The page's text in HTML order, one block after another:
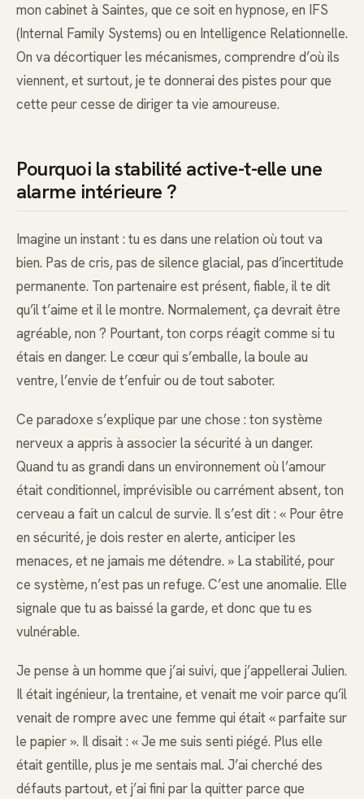
mon cabinet à Saintes, que ce soit en hypnose, en IFS
(Internal Family Systems) ou en Intelligence Relationnelle.
On va décortiquer les mécanismes, comprendre d’où ils
viennent, et surtout, je te donnerai des pistes pour que
cette peur cesse de diriger ta vie amoureuse.
Pourquoi la stabilité active-t-elle une
alarme intérieure ?
Imagine un instant : tu es dans une relation où tout va
bien. Pas de cris, pas de silence glacial, pas d’incertitude
permanente. Ton partenaire est présent, fiable, il te dit
qu’il t’aime et il le montre. Normalement, ça devrait être
agréable, non ? Pourtant, ton corps réagit comme si tu
étais en danger. Le cœur qui s’emballe, la boule au
ventre, l’envie de t’enfuir ou de tout saboter.
Ce paradoxe s’explique par une chose : ton système
nerveux a appris à associer la sécurité à un danger.
Quand tu as grandi dans un environnement où l’amour
était conditionnel, imprévisible ou carrément absent, ton
cerveau a fait un calcul de survie. Il s’est dit : « Pour être
en sécurité, je dois rester en alerte, anticiper les
menaces, et ne jamais me détendre. » La stabilité, pour
ce système, n’est pas un refuge. C’est une anomalie. Elle
signale que tu as baissé la garde, et donc que tu es
vulnérable.
Je pense à un homme que j’ai suivi, que j’appellerai Julien.
Il était ingénieur, la trentaine, et venait me voir parce qu’il
venait de rompre avec une femme qui était « parfaite sur
le papier ». Il disait : « Je me suis senti piégé. Plus elle
était gentille, plus je me sentais mal. J’ai cherché des
défauts partout, et j’ai fini par la quitter parce que